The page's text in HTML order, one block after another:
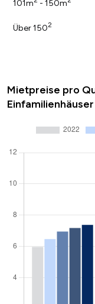
101m - 150m
Über 1502
Mietpreise pro